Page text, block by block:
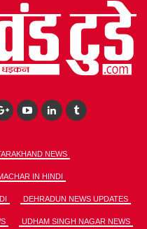
NEWS
IN HINDI
DEHRADUN NEWS UPDATES
UDHAM SINGH NAGAR NEWS